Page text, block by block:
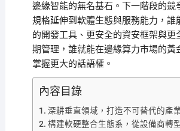
邊緣智能的無名基石。下一階段的競
規格延伸到軟體生態與服務能力，誰
的開發工具、更安全的資安框架與更
期管理，誰就能在邊緣算力市場的黃
掌握更大的話語權。
內容目錄
深耕垂直領域，打造不可替代的產
構建軟硬整合生態系，從設備商轉